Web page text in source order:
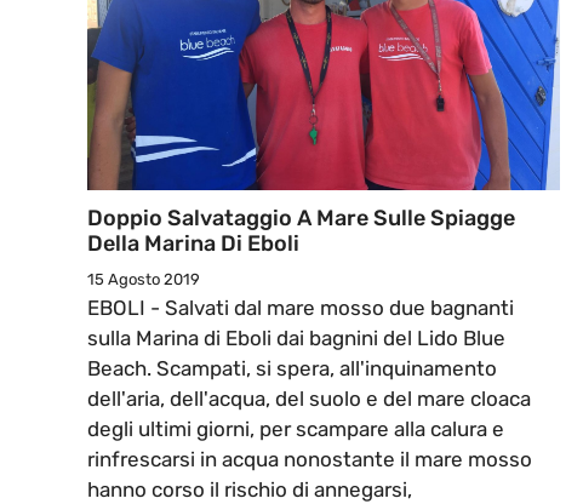
Doppio Salvataggio A Mare Sulle Spiagge
Della Marina Di Eboli
15 Agosto 2019
EBOLI - Salvati dal mare mosso due bagnanti
sulla Marina di Eboli dai bagnini del Lido Blue
Beach. Scampati, si spera, all'inquinamento
dell'aria, dell'acqua, del suolo e del mare cloaca
degli ultimi giorni, per scampare alla calura e
rinfrescarsi in acqua nonostante il mare mosso
hanno corso il rischio di annegarsi,